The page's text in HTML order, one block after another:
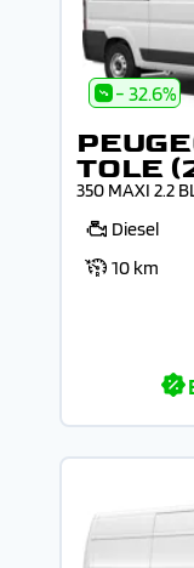
- 32.6%
TOLE
350 MAXI 2.2
Diesel
10 km